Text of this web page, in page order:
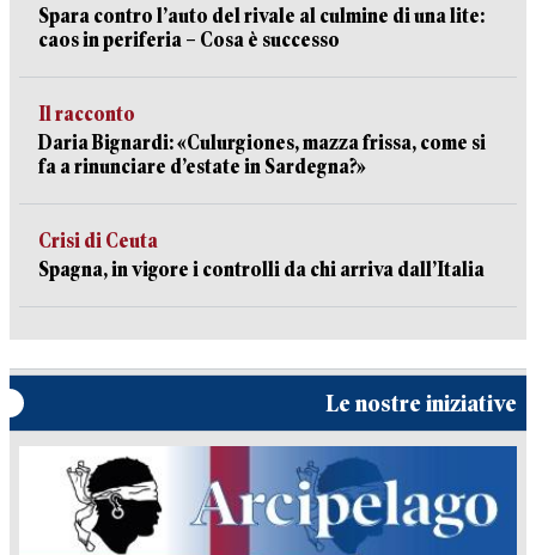
Spara contro l’auto del rivale al culmine di una lite:
caos in periferia – Cosa è successo
Il racconto
Daria Bignardi: «Culurgiones, mazza frissa, come si
fa a rinunciare d’estate in Sardegna?»
Crisi di Ceuta
Spagna, in vigore i controlli da chi arriva dall’Italia
Le nostre iniziative